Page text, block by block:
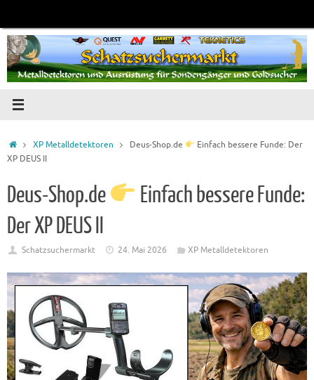
springen
Startseite
XP Metalldetektoren Deus-Shop.de
Einfach bessere Funde: Der
XP DEUS II
Deus-Shop.de
Einfach bessere Funde:
Der XP DEUS II
Schatzsuchermarkt 24. Mai 2026 XP Metalldetektoren